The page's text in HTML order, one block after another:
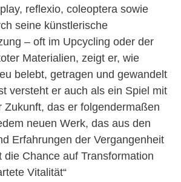
reflexio, coleoptera sowie
seine künstlerische
– oft im Upcycling oder der
Materialien, zeigt er, wie
belebt, getragen und gewandelt
versteht er auch als ein Spiel mit
Zukunft, das er folgendermaßen
neuen Werk, das aus den
Erfahrungen der Vergangenheit
die Chance auf Transformation
Vitalität“